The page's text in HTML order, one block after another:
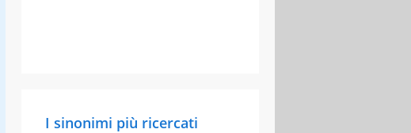
I sinonimi più ricercati